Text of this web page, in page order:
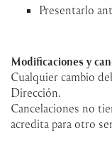
Presentarlo
Modificaciones y
Cualquier cambio
Dirección.
Cancelaciones no
acredita para otro